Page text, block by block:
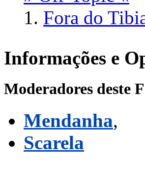
Fora do
Informações e
Moderadores deste
Mendanha,
Scarela